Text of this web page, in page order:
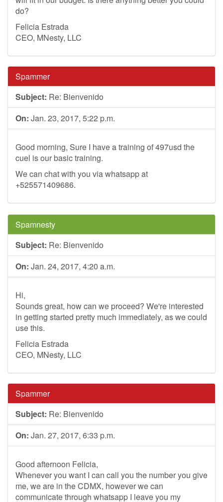
do?
Felicia Estrada
CEO, MNesty, LLC
Spammer
Subject: Re: Bienvenido
On: Jan. 23, 2017, 5:22 p.m.
Good morning, Sure I have a training of 497usd the
cuel is our basic training.
We can chat with you via whatsapp at
+525571409686.
Spamnesty
Subject: Re: Bienvenido
On: Jan. 24, 2017, 4:20 a.m.
Hi,
Sounds great, how can we proceed? We're interested
in getting started pretty much immediately, as we could
use this.
Felicia Estrada
CEO, MNesty, LLC
Spammer
Subject: Re: Bienvenido
On: Jan. 27, 2017, 6:33 p.m.
Good afternoon Felicia,
Whenever you want I can call you the number you give
me, we are in the CDMX, however we can
communicate through whatsapp I leave you my